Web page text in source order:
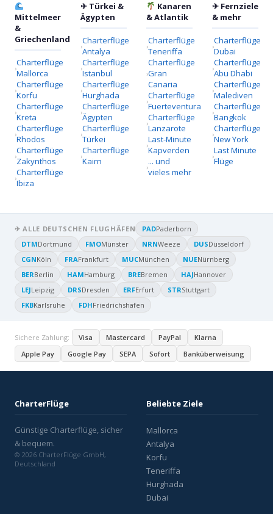
Mittelmeer
&
Griechenland
Charterflüge
Mallorca
Charterflüge
Korfu
Charterflüge
Kreta
Charterflüge
Rhodos
Charterflüge
Zakynthos
Charterflüge
Ibiza
✈ Türkei &
Ägypten
Charterflüge
Antalya
Charterflüge
Istanbul
Charterflüge
Hurghada
Charterflüge
Ägypten
Charterflüge
Türkei
Charterflüge
Kairn
Kanaren
& Atlantik
Charterflüge
Teneriffa
Charterflüge
Gran
Canaria
Charterflüge
Fuerteventura
Charterflüge
Lanzarote
Last-Minute
Kapverden
... und
vieles mehr
✈ Fernziele
& mehr
Charterflüge
Dubai
Charterflüge
Abu Dhabi
Charterflüge
Malediven
Charterflüge
Bangkok
Charterflüge
New York
Last Minute
Flüge
✈ ALLE DEUTSCHEN FLUGHÄFEN PADPaderborn
DTMDortmund FMOMünster NRNWeeze DUSDüsseldorf
CGNKöln FRAFrankfurt MUCMünchen NUENürnberg
BERBerlin HAMHamburg BREBremen HAJHannover
LEJLeipzig DRSDresden ERFErfurt STRStuttgart
FKBKarlsruhe FDHFriedrichshafen
Sichere Zahlung: Visa Mastercard PayPal
Klarna
Apple Pay
Google Pay SEPA Sofort Banküberweisung
CharterFlüge
Günstige Charterflüge, sicher
& bequem.
© 2026 CharterFlüge GmbH,
Deutschland
Beliebte Ziele
Mallorca
Antalya
Korfu
Teneriffa
Hurghada
Dubai